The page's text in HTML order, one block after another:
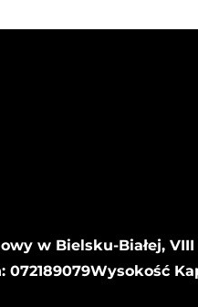
w Bielsku-Białej,